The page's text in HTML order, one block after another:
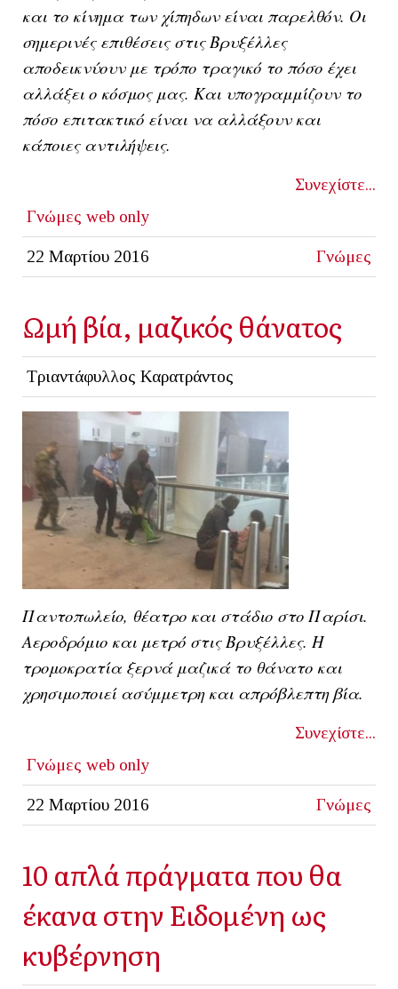
και το κίνημα των χίπηδων είναι παρελθόν. Οι
σημερινές επιθέσεις στις Βρυξέλλες
αποδεικνύουν με τρόπο τραγικό το πόσο έχει
αλλάξει ο κόσμος μας. Και υπογραμμίζουν το
πόσο επιτακτικό είναι να αλλάξουν και
κάποιες αντιλήψεις.
Συνεχίστε...
Γνώμες web only
22 Μαρτίου 2016 Γνώμες
Ωμή βία, μαζικός θάνατος
Τριαντάφυλλος Καρατράντος
Παντοπωλείο, θέατρο και στάδιο στο Παρίσι.
Αεροδρόμιο και μετρό στις Βρυξέλλες. Η
τρομοκρατία ξερνά μαζικά το θάνατο και
χρησιμοποιεί ασύμμετρη και απρόβλεπτη βία.
Συνεχίστε...
Γνώμες web only
22 Μαρτίου 2016 Γνώμες
10 απλά πράγματα που θα
έκανα στην Ειδομένη ως
κυβέρνηση